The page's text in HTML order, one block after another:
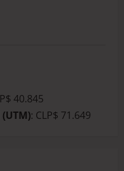
40.845
: CLP$ 71.649